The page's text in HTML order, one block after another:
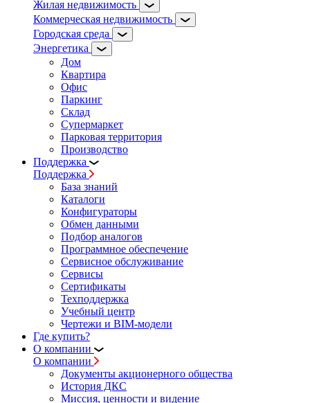
Жилая недвижимость
Коммерческая недвижимость
Городская среда
Энергетика
Дом
Квартира
Офис
Паркинг
Склад
Супермаркет
Парковая территория
Производство
Поддержка
Поддержка
База знаний
Каталоги
Конфигураторы
Обмен данными
Подбор аналогов
Программное обеспечение
Сервисное обслуживание
Сервисы
Сертификаты
Техподдержка
Учебный центр
Чертежи и BIM-модели
Где купить?
О компании
О компании
Документы акционерного общества
История ДКС
Миссия, ценности и видение